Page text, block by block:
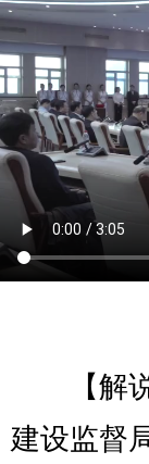
【解说
建设监督